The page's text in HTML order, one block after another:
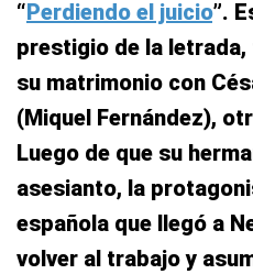
“Perdiendo el juicio”.
prestigio de la
su matrimonio con
(Miquel Fernández),
Luego de que su
asesianto, la
española que llegó a
volver al trabajo y